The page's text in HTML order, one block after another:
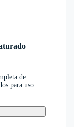
de
para uso